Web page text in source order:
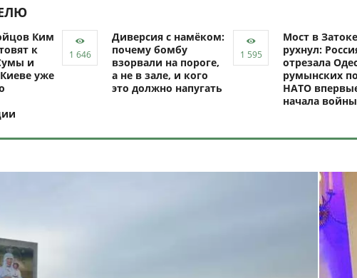
Ким
к
и
уже
Диверсия с намёком:
почему бомбу
взорвали на пороге,
а не в зале, и кого
это должно напугать
Мост в Затоке
рухнул:
отрезала
румынских
НАТО
начала войны